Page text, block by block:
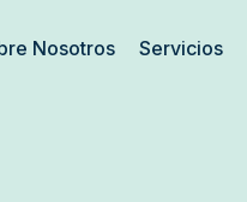
Nosotros Servicios